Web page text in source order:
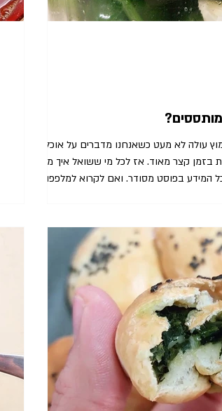
מותססים?
עולה לא מעט כשאנחנו מדברים על אוכל זמין,
בזמן קצר מאוד. אז לכל מי ששואל איך מכינים
מלפפון חמוץ ריכזתי כאן את כל המידע בפוסט מסודר. ואם לקרוא למלפפון
הטובים במערכת העיכול שלנו, ובמיוחד
של אוכלוסיית חיידקים לקטיים נהדרת